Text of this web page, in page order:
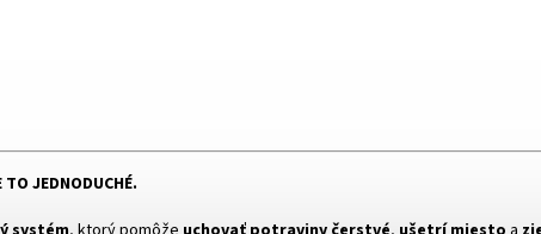
TO JEDNODUCHÉ.